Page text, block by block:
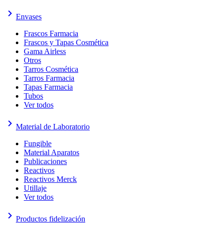
keyboard_arrow_right Envases
Frascos Farmacia
Frascos y Tapas Cosmética
Gama Airless
Otros
Tarros Cosmética
Tarros Farmacia
Tapas Farmacia
Tubos
Ver todos
keyboard_arrow_right Material de Laboratorio
Fungible
Material Aparatos
Publicaciones
Reactivos
Reactivos Merck
Utillaje
Ver todos
keyboard_arrow_right Productos fidelización